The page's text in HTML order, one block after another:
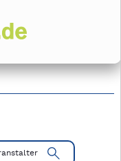
Mit Pfeiltasten